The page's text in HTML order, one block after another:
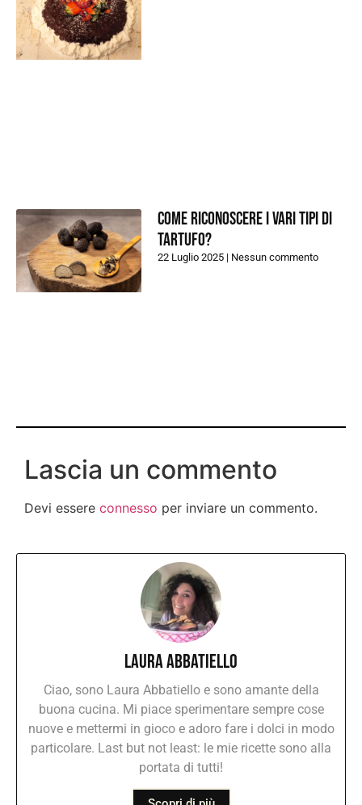
Come riconoscere i vari tipi di
tartufo?
22 Luglio 2025 Nessun commento
Lascia un commento
Devi essere connesso per inviare un commento.
Laura Abbatiello
Ciao, sono Laura Abbatiello e sono amante della
buona cucina. Mi piace sperimentare sempre cose
nuove e mettermi in gioco e adoro fare i dolci in modo
particolare. Last but not least: le mie ricette sono alla
portata di tutti!